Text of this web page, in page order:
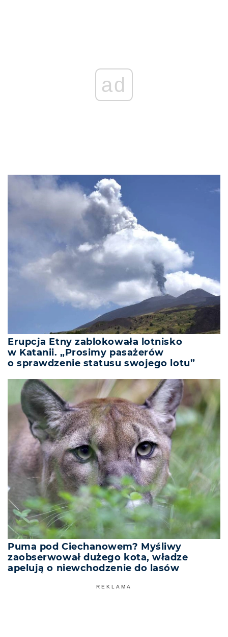
ad
Erupcja Etny zablokowała lotnisko
w Katanii. „Prosimy pasażerów
o sprawdzenie statusu swojego lotu”
Puma pod Ciechanowem? Myśliwy
zaobserwował dużego kota, władze
apelują o niewchodzenie do lasów
REKLAMA